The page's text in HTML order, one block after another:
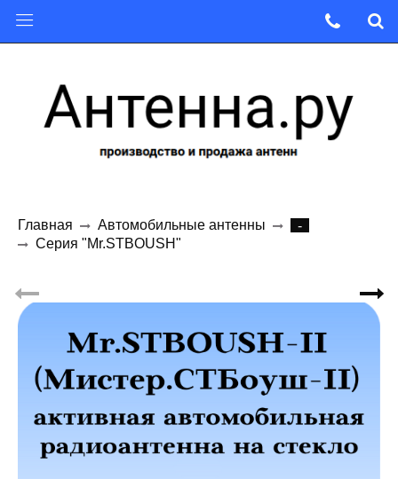
Главная Автомобильные антенны
-
Серия "Mr.STBOUSH"